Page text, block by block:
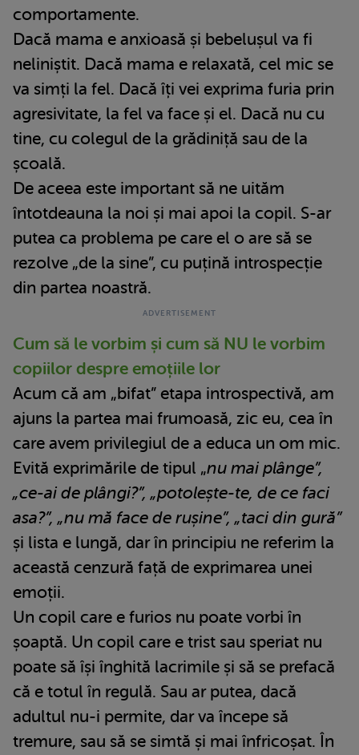
comportamente.
Dacă mama e anxioasă și bebelușul va fi
neliniștit. Dacă mama e relaxată, cel mic se
va simți la fel. Dacă îți vei exprima furia prin
agresivitate, la fel va face și el. Dacă nu cu
tine, cu colegul de la grădiniță sau de la
școală.
De aceea este important să ne uităm
întotdeauna la noi și mai apoi la copil. S-ar
putea ca problema pe care el o are să se
rezolve „de la sine”, cu puțină introspecție
din partea noastră.
Cum să le vorbim și cum să NU le vorbim
copiilor despre emoțiile lor
Acum că am „bifat” etapa introspectivă, am
ajuns la partea mai frumoasă, zic eu, cea în
care avem privilegiul de a educa un om mic.
Evită exprimările de tipul „nu mai plânge”,
„ce-ai de plângi?”, „potolește-te, de ce faci
asa?”, „nu mă face de rușine”, „taci din gură”
și lista e lungă, dar în principiu ne referim la
această cenzură față de exprimarea unei
emoții.
Un copil care e furios nu poate vorbi în
șoaptă. Un copil care e trist sau speriat nu
poate să își înghită lacrimile și să se prefacă
că e totul în regulă. Sau ar putea, dacă
adultul nu-i permite, dar va începe să
tremure, sau să se simtă și mai înfricoșat. În